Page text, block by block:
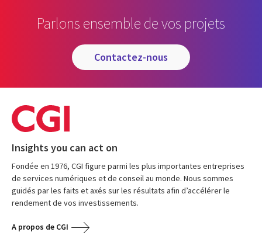
Parlons ensemble de vos projets
contactez-nous
Insights you can act on
Fondée en 1976, CGI figure parmi les plus importantes entreprises
de services numériques et de conseil au monde. Nous sommes
guidés par les faits et axés sur les résultats afin d’accélérer le
rendement de vos investissements.
A propos de CGI